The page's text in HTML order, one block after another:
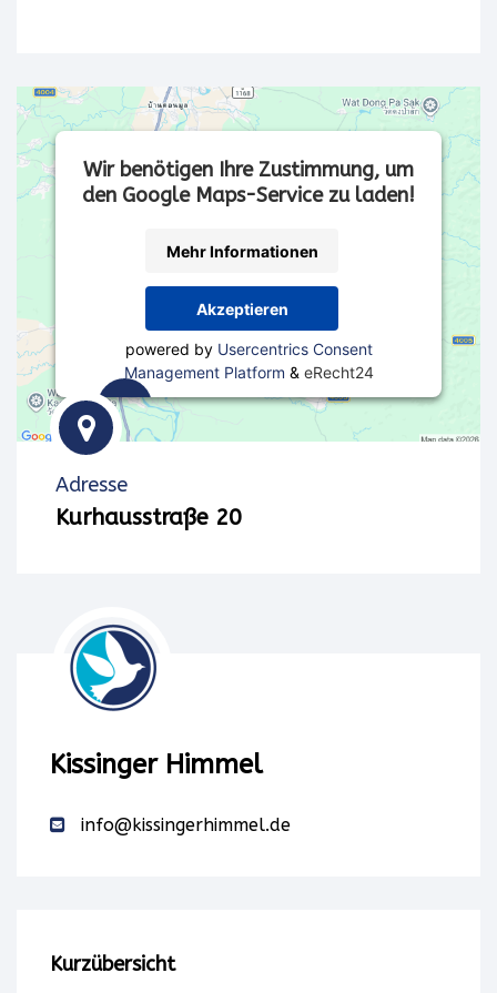
Wir benötigen Ihre Zustimmung, um
den Google Maps-Service zu laden!
Wir
verwenden
einen
Drittanbieters,
um
einzubetten.
Dieser
Daten
Mehr Informationen
Akzeptieren
powered by Usercentrics Consent
Management Platform & eRecht24
Adresse
Kurhausstraße 20
Kissinger Himmel
info@kissingerhimmel.de
Kurzübersicht